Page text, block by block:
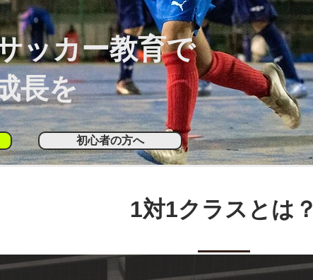
ッカー教育で
長を
初心者の方へ
1対1クラスとは？